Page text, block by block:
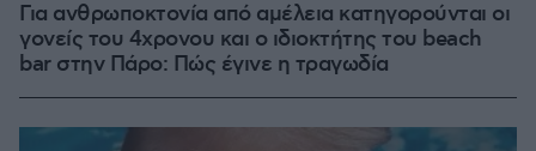
Για ανθρωποκτονία από αμέλεια κατηγορούνται οι
γονείς του 4χρονου και ο ιδιοκτήτης του beach
bar στην Πάρο: Πώς έγινε η τραγωδία